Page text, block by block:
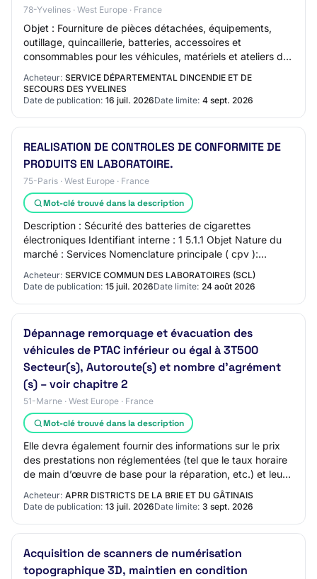
78-Yvelines · West Europe · France
Objet : Fourniture de pièces détachées, équipements,
outillage, quincaillerie, batteries, accessoires et
consommables pour les véhicules, matériels et ateliers du
Service départemental d'incendie et…
Acheteur: SERVICE DÉPARTEMENTAL DINCENDIE ET DE
SECOURS DES YVELINES
Date de publication: 16 juil. 2026Date limite: 4 sept. 2026
REALISATION DE CONTROLES DE CONFORMITE DE
PRODUITS EN LABORATOIRE.
75-Paris · West Europe · France
Mot-clé trouvé dans la description
Description : Sécurité des batteries de cigarettes
électroniques Identifiant interne : 1 5.1.1 Objet Nature du
marché : Services Nomenclature principale ( cpv ):
Acheteur: SERVICE COMMUN DES LABORATOIRES (SCL)
Date de publication: 15 juil. 2026Date limite: 24 août 2026
Dépannage remorquage et évacuation des
véhicules de PTAC inférieur ou égal à 3T500
Secteur(s), Autoroute(s) et nombre d’agrément
(s) – voir chapitre 2
51-Marne · West Europe · France
Mot-clé trouvé dans la description
Elle devra également fournir des informations sur le prix
des prestations non réglementées (tel que le taux horaire
de main d’œuvre de base pour la réparation, etc.) et leur
Acheteur: APRR DISTRICTS DE LA BRIE ET DU GÂTINAIS
Date de publication: 13 juil. 2026Date limite: 3 sept. 2026
Acquisition de scanners de numérisation
topographique 3D, maintien en condition